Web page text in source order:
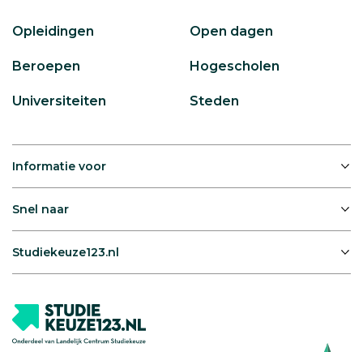
Opleidingen Open dagen
Beroepen Hogescholen
Universiteiten Steden
Informatie voor
Snel naar
Studiekeuze123.nl